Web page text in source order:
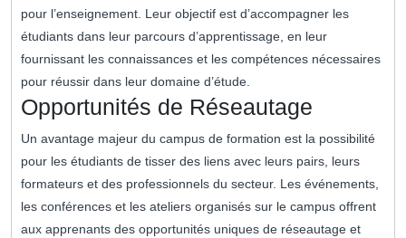
pour l’enseignement. Leur objectif est d’accompagner les
étudiants dans leur parcours d’apprentissage, en leur
fournissant les connaissances et les compétences nécessaires
pour réussir dans leur domaine d’étude.
Opportunités de Réseautage
Un avantage majeur du campus de formation est la possibilité
pour les étudiants de tisser des liens avec leurs pairs, leurs
formateurs et des professionnels du secteur. Les événements,
les conférences et les ateliers organisés sur le campus offrent
aux apprenants des opportunités uniques de réseautage et